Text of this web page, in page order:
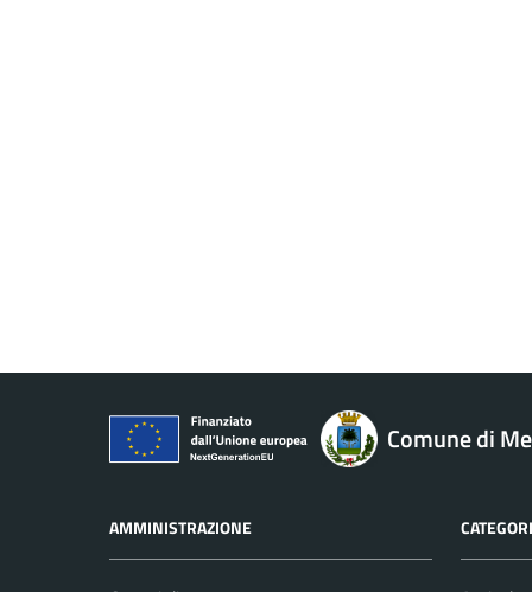
Comune di
AMMINISTRAZIONE